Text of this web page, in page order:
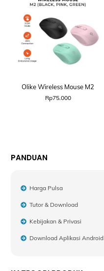
Olike Wireless Mouse M2
Rp75.000
PANDUAN
Harga Pulsa
Tutor & Download
Kebijakan & Privasi
Download Aplikasi Android